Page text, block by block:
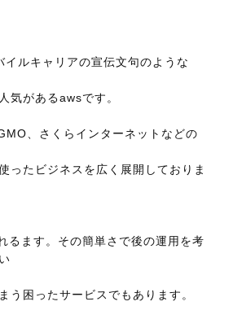
イルキャリアの宣伝文句のような
気があるawsです。
、さくらインターネットなどの
ったビジネスを広く展開しておりま
るます。その簡単さで後の運用を考
う困ったサービスでもあります。